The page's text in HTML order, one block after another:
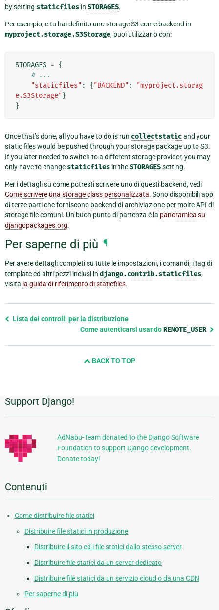
by setting staticfiles in STORAGES.
Per esempio, e tu hai definito uno storage S3 come backend in
myproject.storage.S3Storage, puoi utilizzarlo con:
STORAGES = {
# ...
"staticfiles" : { "BACKEND" :
"myproject.storag
e.S3Storage" }
}
Once that’s done, all you have to do is run collectstaticand your
static files would be pushed through your storage package up to S3.
If you later needed to switch to a different storage provider, you may
only have to change staticfiles in theSTORAGESsetting.
Per i dettagli su come potresti scrivere uno di questi backend, vedi
Come scrivere una storage class personalizzata. Sono disponibili app
di terze parti che forniscono backend di archiviazione per molte API di
storage file comuni. Un buon punto di partenza è la panoramica su
djangopackages.org.
Per saperne di più ¶
Per avere dettagli completi su tutte le impostazioni, i comandi, i tag di
template ed altri pezzi inclusi in django.contrib.staticfiles,
visita la guida di riferimento di staticfiles.
Previous
Lista dei controlli per la distribuzione
Come autenticarsi usandoREMOTE_USER
BACK TO TOP
Informazioni
aggiuntive
Support Django!
AdNabu-Team donated to the Django Software
Foundation to support Django development.
Donate today!
Contenuti
Come distribuire file statici
Distribuire file statici in produzione
Distribuire il sito ed i file statici dallo stesso server
Distribuire file statici da un server dedicato
Distribuire file statici da un servizio cloud o da una CDN
Per saperne di più